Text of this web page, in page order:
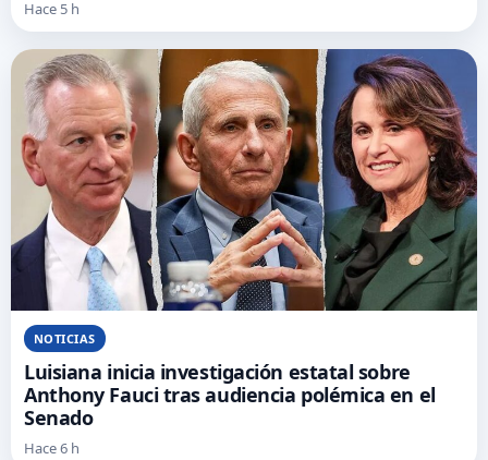
Hace 5 h
NOTICIAS
Luisiana inicia investigación estatal sobre
Anthony Fauci tras audiencia polémica en el
Senado
Hace 6 h